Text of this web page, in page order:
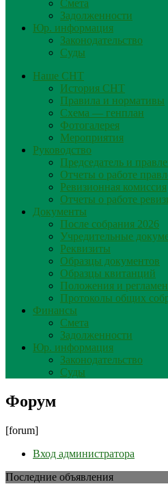
Смета
Задолженности
Юр. информация
Законодательство
Суды
Наше СНТ
История СНТ
Правила и нормативы
Схема — генплан
Фотогалерея
Мероприятия
Руководство
Председатель и
Отчеты о работе
Ревизионная комиссия
Отчеты о работе
Документы
После собрания 2026
Учредительные
Реквизиты
Образцы документов
Образцы квитанций
Положения и
Протоколы общих
Финансы
Смета
Задолженности
Юр. информация
Законодательство
Суды
Форум
[forum]
Вход администратора
Последние объявления